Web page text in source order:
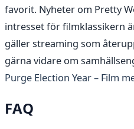
favorit. Nyheter om Pretty
intresset för filmklassikern
gäller streaming som
gärna vidare om
Purge Election Year – Film
FAQ